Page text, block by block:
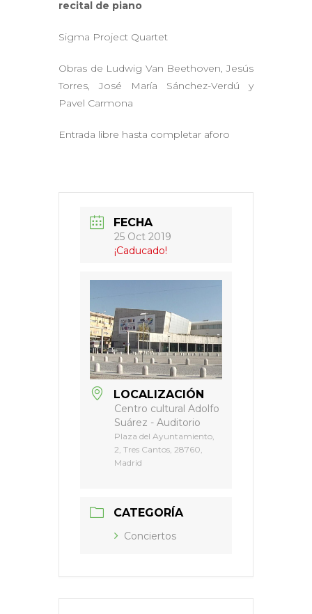
recital de piano
Sigma Project Quartet
Obras de Ludwig Van Beethoven, Jesús
Torres, José María Sánchez-Verdú y
Pavel Carmona
Entrada libre hasta completar aforo
FECHA
25 Oct 2019
¡Caducado!
LOCALIZACIÓN
Centro cultural Adolfo
Suárez - Auditorio
Plaza del Ayuntamiento,
2, Tres Cantos, 28760,
Madrid
CATEGORÍA
Conciertos